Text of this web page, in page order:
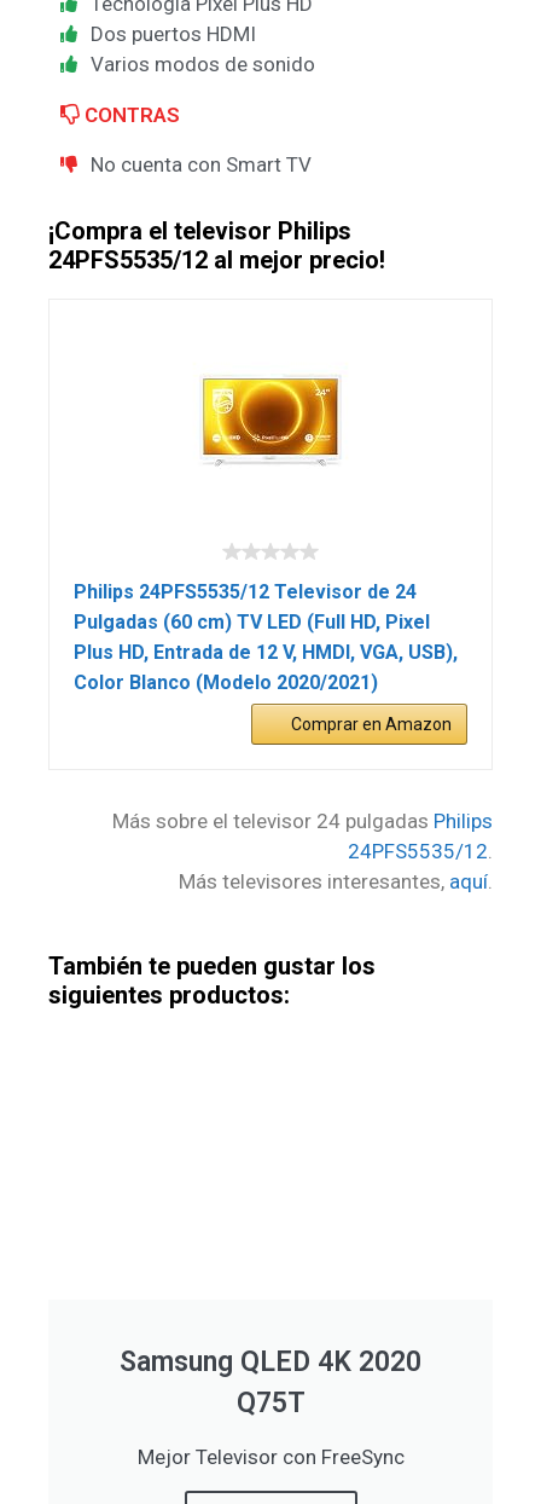
Dos puertos HDMI
Varios modos de sonido
CONTRAS
No cuenta con Smart TV
¡Compra el televisor Philips
24PFS5535/12 al mejor precio!
Philips 24PFS5535/12 Televisor de 24
Pulgadas (60 cm) TV LED (Full HD, Pixel
Plus HD, Entrada de 12 V, HMDI, VGA, USB),
Color Blanco (Modelo 2020/2021)
Comprar en Amazon
Más sobre el televisor 24 pulgadas Philips
24PFS5535/12
Más televisores interesantes, aquí
También te pueden gustar los
siguientes productos:
Samsung QLED 4K 2020
Q75T
Mejor Televisor con FreeSync